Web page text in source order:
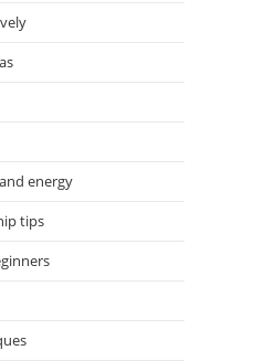
energy
tips